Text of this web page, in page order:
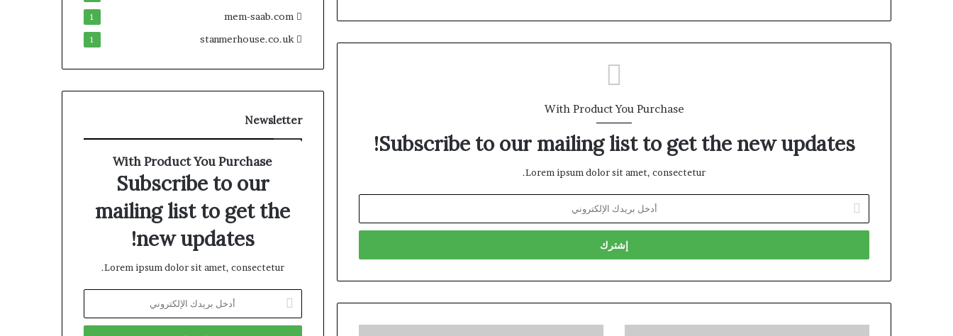
With Product You Purchase
Subscribe to our mailing list to get the new updates!
Lorem ipsum dolor sit amet, consectetur.
أدخل
بريدك
الإلكتروني
mem-saab.com
1
stanmerhouse.co.uk
1
Newsletter
With Product You Purchase
Subscribe to our
mailing list to get the
new updates!
Lorem ipsum dolor sit amet, consectetur.
بريدك
الإلكتروني